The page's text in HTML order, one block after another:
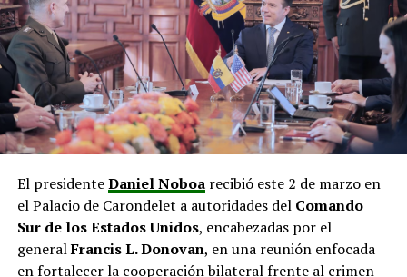
El presidenteDaniel Noboarecibió este 2 de marzo en
el Palacio de Carondelet a autoridades del Comando
Sur de los Estados Unidos, encabezadas por el
generalFrancis L. Donovan, en una reunión enfocada
en fortalecer la cooperación bilateral frente al crimen